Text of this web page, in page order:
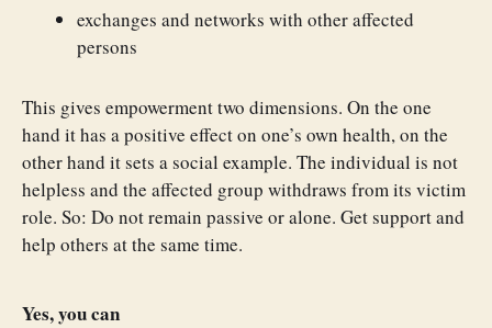
exchanges and networks with other affected
persons
This gives empowerment two dimensions. On the one
hand it has a positive effect on one’s own health, on the
other hand it sets a social example. The individual is not
helpless and the affected group withdraws from its victim
role. So: Do not remain passive or alone. Get support and
help others at the same time.
Yes, you can